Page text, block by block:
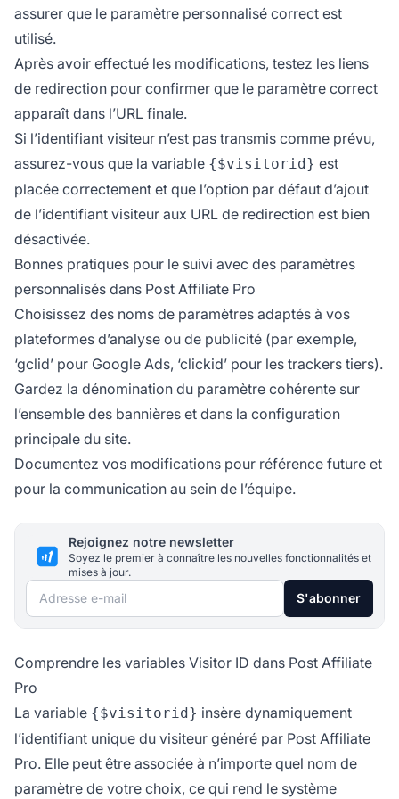
assurer que le paramètre personnalisé correct est
utilisé.
Après avoir effectué les modifications, testez les liens
de redirection pour confirmer que le paramètre correct
apparaît dans l’URL finale.
Si l’identifiant visiteur n’est pas transmis comme prévu,
assurez-vous que la variable {$visitorid} est
placée correctement et que l’option par défaut d’ajout
de l’identifiant visiteur aux URL de redirection est bien
désactivée.
Bonnes pratiques pour le suivi avec des paramètres
personnalisés dans Post Affiliate Pro
Choisissez des noms de paramètres adaptés à vos
plateformes d’analyse ou de publicité (par exemple,
‘gclid’ pour Google Ads, ‘clickid’ pour les trackers tiers).
Gardez la dénomination du paramètre cohérente sur
l’ensemble des bannières et dans la configuration
principale du site.
Documentez vos modifications pour référence future et
pour la communication au sein de l’équipe.
Rejoignez notre newsletter
Soyez le premier à connaître les nouvelles fonctionnalités et
mises à jour.
Adresse e-mail S'abonner
Comprendre les variables Visitor ID dans Post Affiliate
Pro
La variable {$visitorid} insère dynamiquement
l’identifiant unique du visiteur généré par Post Affiliate
Pro. Elle peut être associée à n’importe quel nom de
paramètre de votre choix, ce qui rend le système